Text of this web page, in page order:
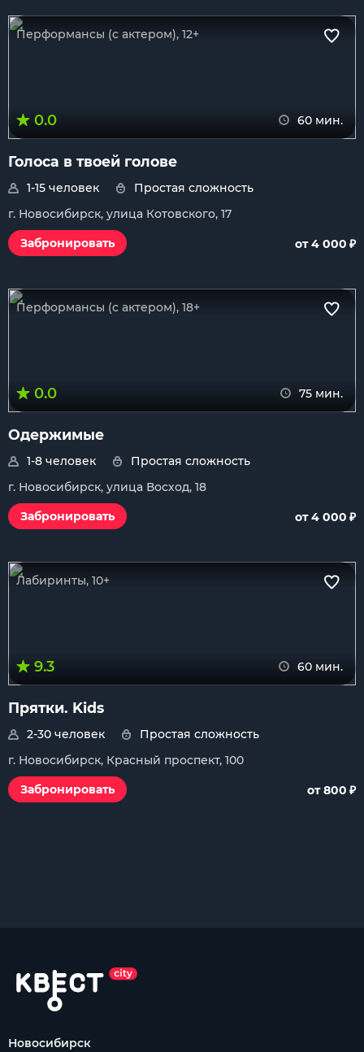
Перформансы (с актером), 12+
0.0 60 мин.
Голоса в твоей голове
1-15 человек
Простая сложность
г. Новосибирск, улица Котовского, 17
Забронировать
от 4 000 ₽
Перформансы (с актером), 18+
0.0 75 мин.
Одержимые
1-8 человек
Простая сложность
г. Новосибирск, улица Восход, 18
Забронировать
от 4 000 ₽
Лабиринты, 10+
9.3 60 мин.
Прятки. Kids
2-30 человек
Простая сложность
г. Новосибирск, Красный проспект, 100
Забронировать
от 800 ₽
Новосибирск